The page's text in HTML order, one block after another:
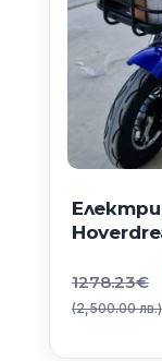
1278.23€
(2,500.00 лв.)